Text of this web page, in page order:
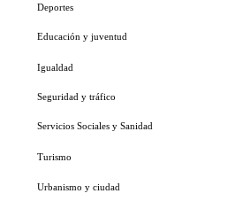
Deportes
Educación y juventud
Igualdad
Seguridad y tráfico
Servicios Sociales y Sanidad
Turismo
Urbanismo y ciudad